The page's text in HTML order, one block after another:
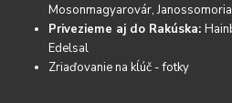
Mosonmagyarovár, Janossomoria
Privezieme aj do Rakúska:
Edelsal
Zriaďovanie na kĺúč - fotky